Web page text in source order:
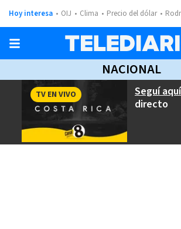
Hoy interesa OIJ Clima Precio del dólar
NACIONAL
Seguí aquí
directo
TV EN VIVO